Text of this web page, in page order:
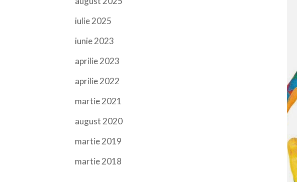
iulie 2025
iunie 2023
aprilie 2023
aprilie 2022
martie 2021
august 2020
martie 2019
martie 2018